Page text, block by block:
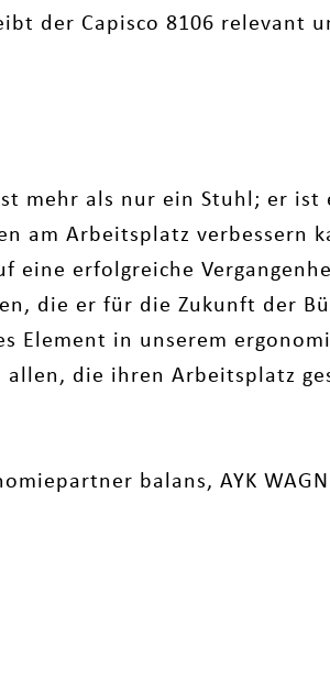
der Capisco 8106 relevant
mehr als nur ein Stuhl; er
am Arbeitsplatz verbessern
eine erfolgreiche
die er für die Zukunft der
Element in unserem
die ihren Arbeitsplatz
balans, AYK